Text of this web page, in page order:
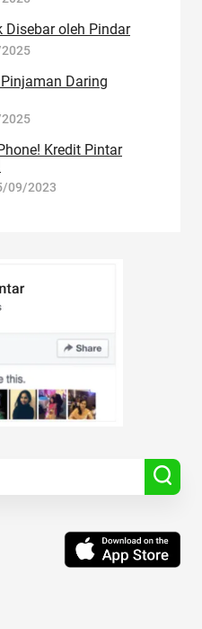
oleh Pindar
Daring
Kredit Pintar
09/2023